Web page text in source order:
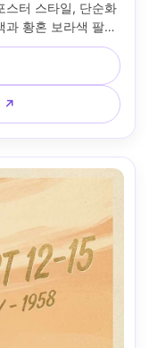
스터 스타일, 단순화
황혼 보라색 팔레
간, 하단에 작은 좌
마감, 85mm 렌즈,
조명 --ar 4:5
↗